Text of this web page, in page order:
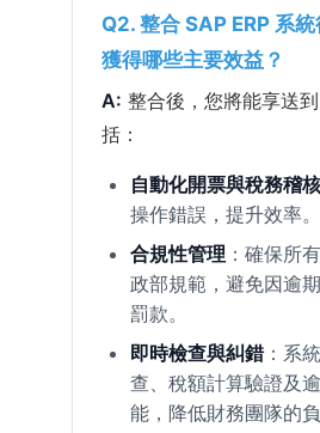
Q2. 整合 SAP ERP 系
獲得哪些主要效益？
A: 整合後，您將能享送
括：
自動化開票與稅務稽核
操作錯誤，提升效率。
合規性管理 ：確保所
政部規範，避免因逾
罰款。
即時檢查與糾錯：系
查、稅額計算驗證及
能，降低財務團隊的負